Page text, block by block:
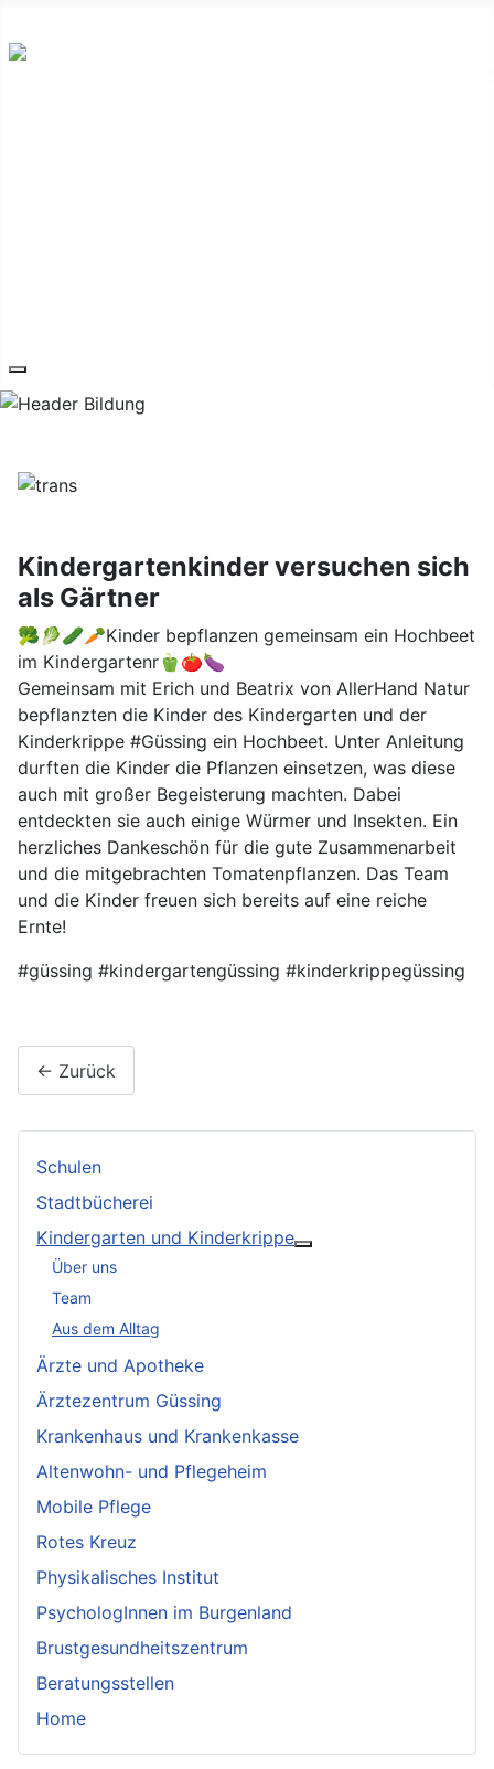
Schulen
Stadtbücherei
Kindergarten und Kinderkrippe
Über uns
Team
Aus dem Alltag
Ärzte und Apotheke
Ärztezentrum Güssing
Krankenhaus und Krankenkasse
Altenwohn- und Pflegeheim
Mobile Pflege
Rotes Kreuz
Physikalisches Institut
PsychologInnen im Burgenland
Brustgesundheitszentrum
Beratungsstellen
Home
Kindergartenkinder versuchen sich
als Gärtner
🥦🥬🥒🥕Kinder bepflanzen gemeinsam ein Hochbeet
im Kindergartenr🫑🍅🍆
Gemeinsam mit Erich und Beatrix von AllerHand Natur
bepflanzten die Kinder des Kindergarten und der
Kinderkrippe #Güssing ein Hochbeet. Unter Anleitung
durften die Kinder die Pflanzen einsetzen, was diese
auch mit großer Begeisterung machten. Dabei
entdeckten sie auch einige Würmer und Insekten. Ein
herzliches Dankeschön für die gute Zusammenarbeit
und die mitgebrachten Tomatenpflanzen. Das Team
und die Kinder freuen sich bereits auf eine reiche
Ernte!
#güssing #kindergartengüssing #kinderkrippegüssing
← Zurück